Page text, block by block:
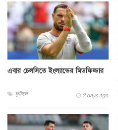
এবার চেলসিতে ইংল্যান্ডের মিডফিল্ডার
ফুটবল 2 days ago